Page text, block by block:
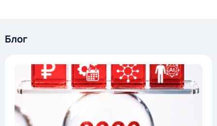
Блог